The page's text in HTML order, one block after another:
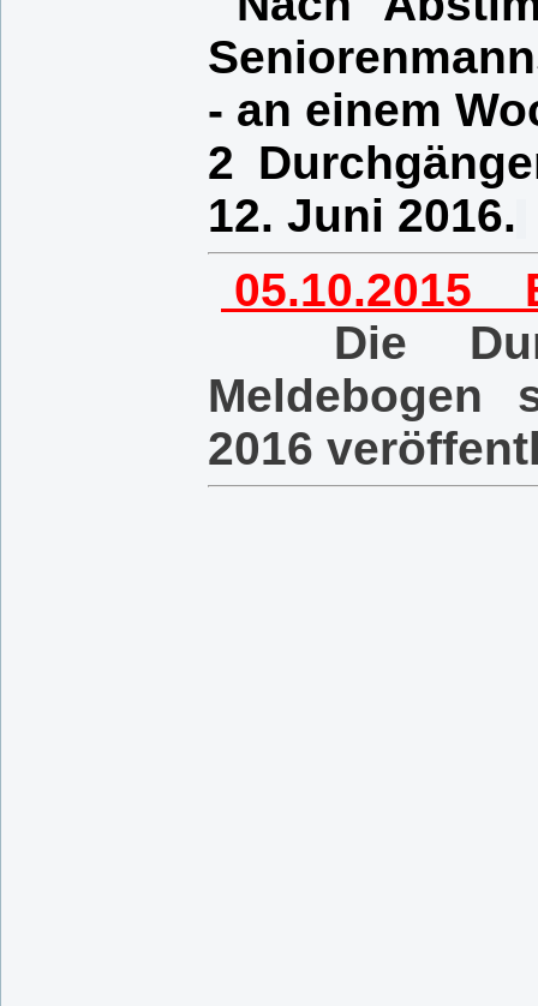
- an einem
2
12. Juni 2016.
05.10.2015
Die
Meldebogen
2016